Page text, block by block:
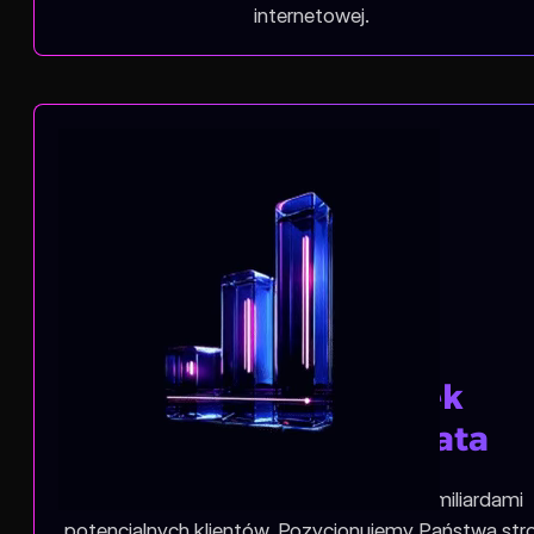
internetowej.
Największy rynek
konsumencki świata
Azja to kontynent z ponad czterema miliardami